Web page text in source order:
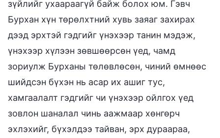
зүйлийг ухаараагүй байж болох юм. Гэвч
Бурхан хүн төрөлхтний хувь заяаг захирах
дээд эрхтэй гэдгийг үнэхээр танин мэдэж,
үнэхээр хүлээн зөвшөөрсөн үед, чамд
зориулж Бурханы төлөвлөсөн, чиний өмнөөс
шийдсэн бүхэн нь асар их ашиг тус,
хамгаалалт гэдгийг чи үнэхээр ойлгох үед
зовлон шаналал чинь аажмаар хөнгөрч
эхлэхийг, бүхэлдээ тайван, эрх дураараа,